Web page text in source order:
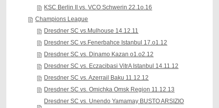
KSC Berlin II vs. VCO Schwerin 22.1o.16
Champions League
Dresdner SC vs.Mulhouse 14.12.11
Dresdner SC vs.Fenerbahce Istanbul 17.o1.12
Dresdner SC vs. Dinamo Kazan o1.o2.12
Dresdner SC vs. Eczacibasi VitrA Istanbul 14.11.12
Dresdner SC vs. Azerrail Baku 11.12.12
Dresdner SC vs. Omichka Omsk Region 11.12.13
Dresdner SC vs. Unendo Yamamay BUSTO ARSIZIO